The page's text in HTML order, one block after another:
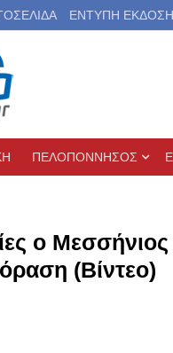
ΕΝΤΥΠΗ ΕΚΔΟΣΗ
ΠΕΛΟΠΟΝΝΗΣΟΣ
ο
(Βίντεο)